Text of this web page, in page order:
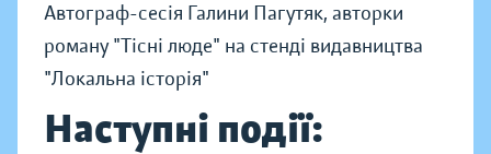
Автограф-сесія Галини Пагутяк, авторки
роману "Тісні люде" на стенді видавництва
"Локальна історія"
Наступні події: